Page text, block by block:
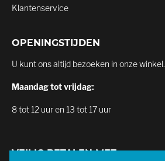
Klantenservice
OPENINGSTIJDEN
U kunt ons altijd bezoeken in onze winkel.
Maandag tot vrijdag:
8 tot 12 uur en 13 tot 17 uur
VEILIG BETALEN MET